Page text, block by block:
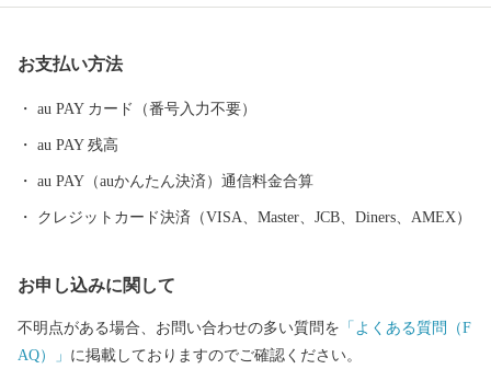
こで焼かれた「くらわんか碗」が全国に出荷され、当時貴重品で
彩るおしゃれで機能的な日用和食器の一大産地として、全国的に
も高いシェアを誇っています。（すでに皆さまの食卓にも、波佐
見で作られたやきものがあるかも！？）窯元、棚田、温泉など、
お支払い方法
au PAY カード（番号入力不要）
au PAY 残高
au PAY（auかんたん決済）通信料金合算
クレジットカード決済（VISA、Master、JCB、Diners、AMEX）
お申し込みに関して
不明点がある場合、お問い合わせの多い質問を 「よくある質問（F
AQ）」 に掲載しておりますのでご確認ください。